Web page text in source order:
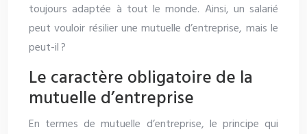
toujours adaptée à tout le monde. Ainsi, un salarié
peut vouloir résilier une mutuelle d’entreprise, mais le
peut-il ?
Le caractère obligatoire de la
mutuelle d’entreprise
En termes de mutuelle d’entreprise, le principe qui